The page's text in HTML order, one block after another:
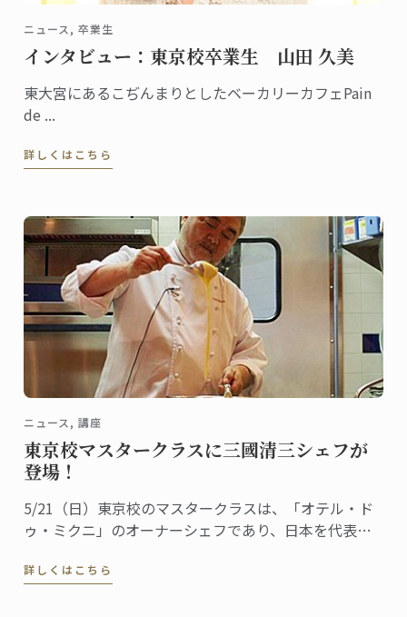
ニュース, 卒業生
インタビュー：東京校卒業生 山田 久美
東大宮にあるこぢんまりとしたベーカリーカフェPain
de ...
詳しくはこちら
ニュース, 講座
東京校マスタークラスに三國清三シェフが
登場！
5/21（日）東京校のマスタークラスは、「オテル・ド
ゥ・ミクニ」のオーナーシェフであり、日本を代表す
しました。その様子をレポートします。
詳しくはこちら